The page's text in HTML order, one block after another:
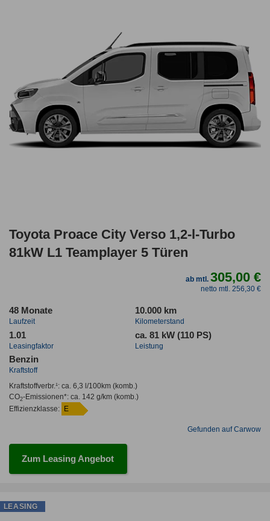
Toyota Proace City Verso 1,2-l-Turbo
81kW L1 Teamplayer 5 Türen
ab mtl.305,00 €
netto mtl. 256,30 €
48 Monate
Laufzeit
10.000 km
Kilometerstand
1.01
Leasingfaktor
ca. 81 kW (110 PS)
Leistung
Benzin
Kraftstoff
Kraftstoffverbr.¹: ca. 6,3 l/100km(komb.)
CO2-Emissionen*: ca. 142 g/km(komb.)
Effizienzklasse:
E
Gefunden auf Carwow
Zum Leasing Angebot
LEASING